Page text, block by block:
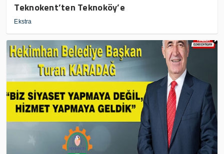
Teknokent’ten Teknoköy’e
Ekstra